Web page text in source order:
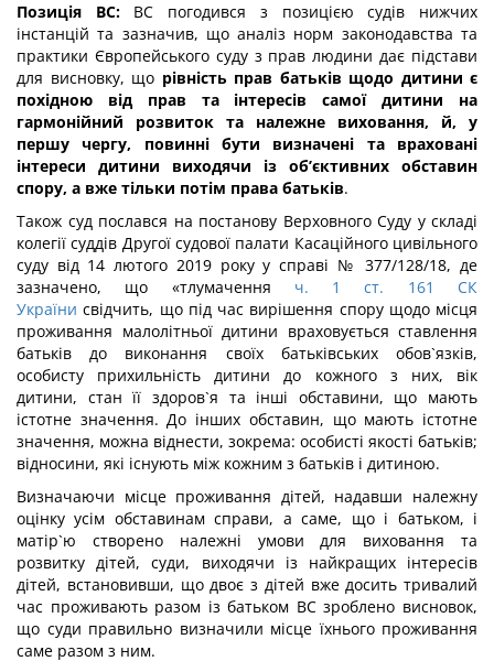
Позиція ВС: ВС погодився з позицією судів нижчих
інстанцій та зазначив, що аналіз норм законодавства та
практики Європейського суду з прав людини дає підстави
для висновку, що рівність прав батьків щодо дитини є
похідною від прав та інтересів самої дитини на
гармонійний розвиток та належне виховання, й, у
першу чергу, повинні бути визначені та враховані
інтереси дитини виходячи із об’єктивних обставин
спору, а вже тільки потім права батьків.
Також суд послався на постанову Верховного Суду у складі
колегії суддів Другої судової палати Касаційного цивільного
суду від 14 лютого 2019 року у справі № 377/128/18, де
зазначено, що «тлумачення ч. 1 ст. 161 СК
Українисвідчить, що під час вирішення спору щодо місця
проживання малолітньої дитини враховується ставлення
батьків до виконання своїх батьківських обов`язків,
особисту прихильність дитини до кожного з них, вік
дитини, стан її здоров`я та інші обставини, що мають
істотне значення. До інших обставин, що мають істотне
значення, можна віднести, зокрема: особисті якості батьків;
відносини, які існують між кожним з батьків і дитиною.
Визначаючи місце проживання дітей, надавши належну
оцінку усім обставинам справи, а саме, що і батьком, і
матір`ю створено належні умови для виховання та
розвитку дітей, суди, виходячи із найкращих інтересів
дітей, встановивши, що двоє з дітей вже досить тривалий
час проживають разом із батьком ВС зроблено висновок,
що суди правильно визначили місце їхнього проживання
саме разом з ним.